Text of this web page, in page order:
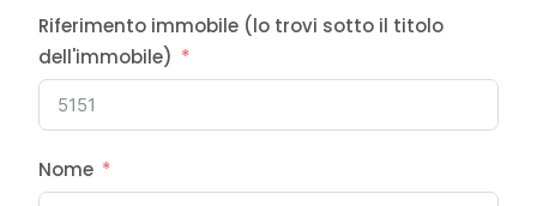
Riferimento immobile (lo trovi sotto il titolo
dell'immobile)
Nome